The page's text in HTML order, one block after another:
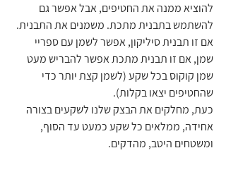
להוציא ממנה את החטיפים, אבל אפשר גם
להשתמש בתבנית מתכת. משמנים את התבנית.
אם זו תבנית סיליקון, אפשר לשמן עם ספריי
שמן, אם זו תבנית מתכת אפשר להבריש מעט
שמן קוקוס בכל שקע (לשמן קצת יותר כדי
שהחטיפים יצאו בקלות).
כעת, מחלקים את הבצק שלנו לשקעים בצורה
אחידה, ממלאים כל שקע כמעט עד הסוף,
ומשטחים היטב, מהדקים.